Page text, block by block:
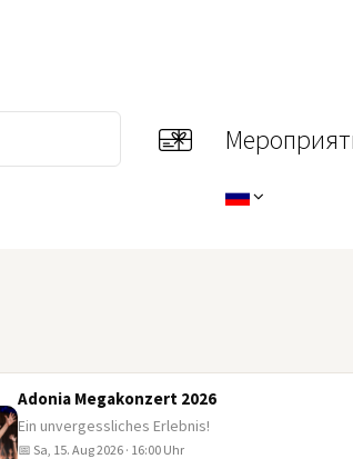
Adonia Megakonzert 2026
Ein unvergessliches Erlebnis!
📅 Sa, 15. Aug 2026 · 16:00 Uhr